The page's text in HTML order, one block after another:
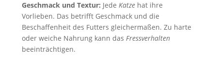
Geschmack und Textur: Jede Katzehat ihre
Vorlieben. Das betrifft Geschmack und die
Beschaffenheit des Futters gleichermaßen. Zu harte
oder weiche Nahrung kann das Fressverhalten
beeinträchtigen.